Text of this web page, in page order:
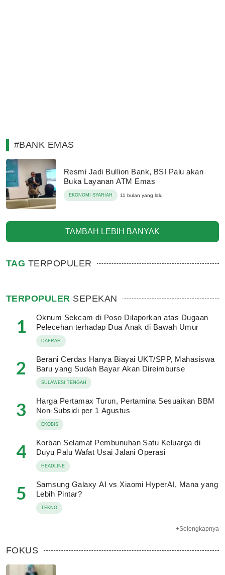
#BANK EMAS
Resmi Jadi Bullion Bank, BSI Palu akan
Buka Layanan ATM Emas
EKONOMI SYARIAH 11 bulan yang lalu
TAMBAH LEBIH BANYAK
TAG TERPOPULER
TERPOPULER SEPEKAN
1
Oknum Sekcam di Poso Dilaporkan atas Dugaan
Pelecehan terhadap Dua Anak di Bawah Umur
DAERAH
2
Berani Cerdas Hanya Biayai UKT/SPP, Mahasiswa
Baru yang Sudah Bayar Akan Direimburse
SULAWESI TENGAH
3
Harga Pertamax Turun, Pertamina Sesuaikan BBM
Non-Subsidi per 1 Agustus
EKOBIS
4
Korban Selamat Pembunuhan Satu Keluarga di
Duyu Palu Wafat Usai Jalani Operasi
HEADLINE
5
Samsung Galaxy AI vs Xiaomi HyperAI, Mana yang
Lebih Pintar?
TEKNO
+Selengkapnya
FOKUS